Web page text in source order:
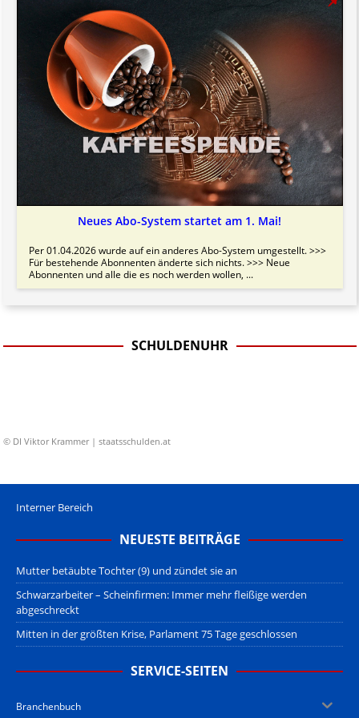
Neues Abo-System startet am 1. Mai!
Per 01.04.2026 wurde auf ein anderes Abo-System umgestellt. >>>
Für bestehende Abonnenten änderte sich nichts. >>> Neue
Abonnenten und alle die es noch werden wollen, ...
SCHULDENUHR
© DI Viktor Krammer | staatsschulden.at
Interner Bereich
NEUESTE BEITRÄGE
Mutter betäubte Tochter (9) und zündet sie an
Schwarzarbeiter – Scheinfirmen: Immer mehr fleißige werden
abgeschreckt
Mitten in der größten Krise, Parlament 75 Tage geschlossen
SERVICE-SEITEN
Branchenbuch